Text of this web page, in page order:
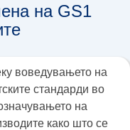
на GS1
воведувањето на
стандарди во
на
како што се